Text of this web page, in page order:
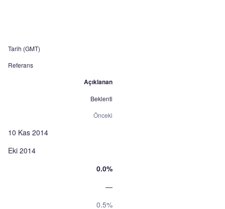
Tarih (GMT)
Referans
Açıklanan
Beklenti
Önceki
10 Kas 2014
Eki 2014
0.0%
—
0.5%